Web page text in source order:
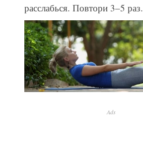
расслабься. Повтори 3–5 раз.
Ads